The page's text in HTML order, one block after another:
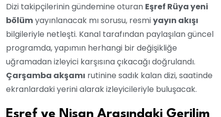
Dizi takipçilerinin gündemine oturan Eşref Rüya yeni
bölümyayınlanacak mı sorusu, resmiyayın akışı
bilgileriyle netleşti. Kanal tarafından paylaşılan güncel
programda, yapımın herhangi bir değişikliğe
uğramadan izleyici karşısına çıkacağı doğrulandı.
Çarşamba akşamı rutinine sadık kalan dizi, saatinde
ekranlardaki yerini alarak izleyicileriyle buluşacak.
Eşref ve Nisan Arasındaki Gerilim